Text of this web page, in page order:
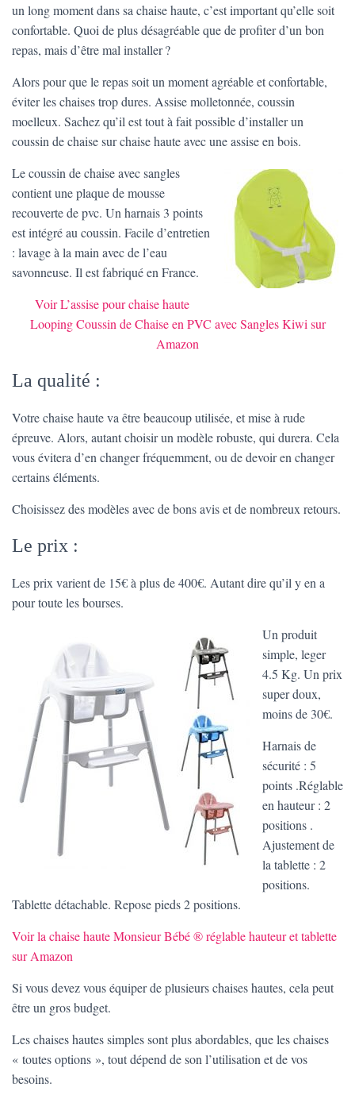
un long moment dans sa chaise haute, c’est important qu’elle soit
confortable. Quoi de plus désagréable que de profiter d’un bon
repas, mais d’être mal installer ?
Alors pour que le repas soit un moment agréable et confortable,
éviter les chaises trop dures. Assise molletonnée, coussin
moelleux. Sachez qu’il est tout à fait possible d’installer un
coussin de chaise sur chaise haute avec une assise en bois.
Le coussin de chaise avec sangles
contient une plaque de mousse
recouverte de pvc. Un harnais 3 points
est intégré au coussin. Facile d’entretien
: lavage à la main avec de l’eau
savonneuse. Il est fabriqué en France.
Voir L’assise pour chaise haute
Looping Coussin de Chaise en PVC avec Sangles Kiwi sur
Amazon
La qualité :
Votre chaise haute va être beaucoup utilisée, et mise à rude
épreuve. Alors, autant choisir un modèle robuste, qui durera. Cela
vous évitera d’en changer fréquemment, ou de devoir en changer
certains éléments.
Choisissez des modèles avec de bons avis et de nombreux retours.
Le prix :
Les prix varient de 15€ à plus de 400€. Autant dire qu’il y en a
pour toute les bourses.
Un produit
simple, leger
4.5 Kg. Un prix
super doux,
moins de 30€.
Harnais de
sécurité : 5
points .Réglable
en hauteur : 2
positions .
Ajustement de
la tablette : 2
positions.
Tablette détachable. Repose pieds 2 positions.
Voir la chaise haute Monsieur Bébé ® réglable hauteur et tablette
sur Amazon
Si vous devez vous équiper de plusieurs chaises hautes, cela peut
être un gros budget.
Les chaises hautes simples sont plus abordables, que les chaises
« toutes options », tout dépend de son l’utilisation et de vos
besoins.